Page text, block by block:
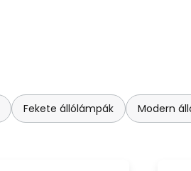
Fekete állólámpák Modern